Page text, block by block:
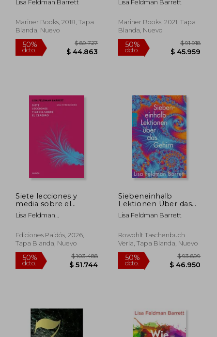
Inglés)
Lisa Feldman Barrett
Mariner Books, 2018, Tapa
Blanda, Nuevo
50% $ 89.727
Lisa Feldman Barrett
Mariner Books, 2021, Tapa
Blanda, Nuevo
50%
Siete lecciones y
media sobre el
cerebro. Una
introducción
Lisa Feldman
Ramos Mena
Ediciones Paidós, 2026,
Tapa Blanda, Nuevo
Siebeneinhalb
Lektionen Über das
Gehirn de Lisa
Feldman
Taschenbuch Verla)
(en Alemán)
Lisa Feldman Barrett
Rowohlt Taschenbuch
Verla, Tapa Blanda, Nuevo